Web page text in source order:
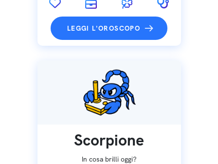
LEGGI L'OROSCOPO
Scorpione
In cosa brilli oggi?